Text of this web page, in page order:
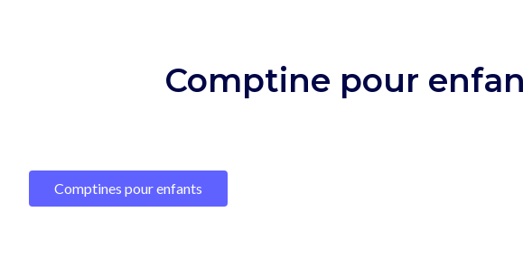
Comptine pour
Comptines pour enfants